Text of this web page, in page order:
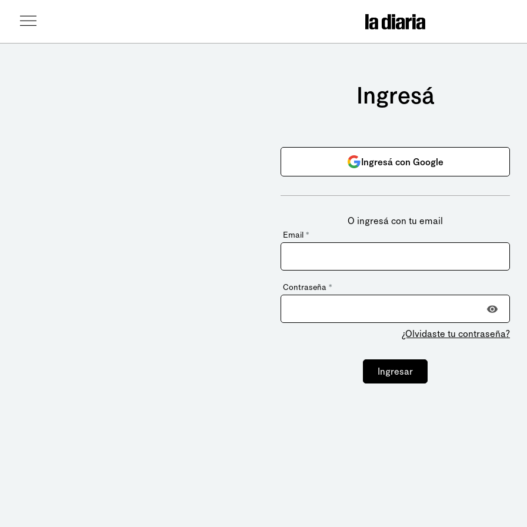
Ingresá
Ingresá con Google
O ingresá con tu email
Email *
Contraseña *
¿Olvidaste tu contraseña?
Ingresar